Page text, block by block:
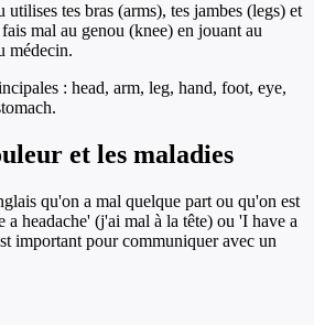
tes bras (arms), tes jambes (legs) et
mal au genou (knee) en jouant au
médecin.
: head, arm, leg, hand, foot, eye,
et les maladies
qu'on a mal quelque part ou qu'on est
headache' (j'ai mal à la tête) ou 'I have a
important pour communiquer avec un